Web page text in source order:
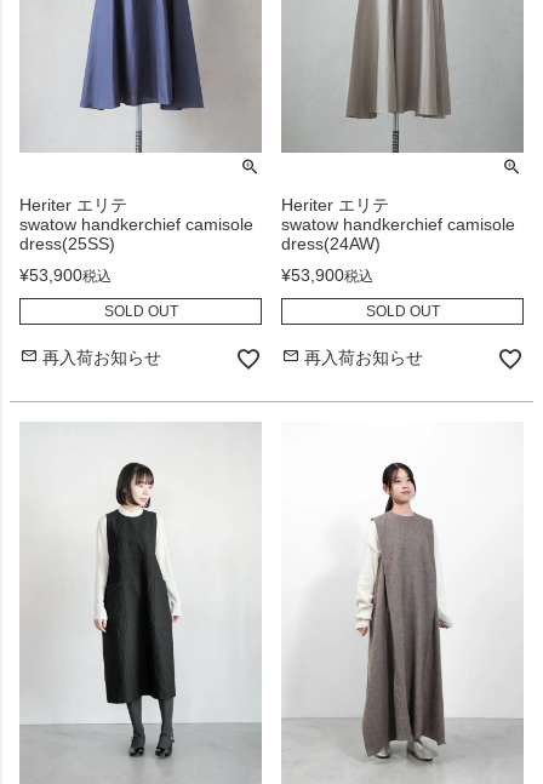
Heriter エリテ
swatow handkerchief camisole
dress(25SS)
¥53,900税込
SOLD OUT
再入荷お知らせ
Heriter エリテ
swatow handkerchief camisole
dress(24AW)
¥53,900税込
SOLD OUT
再入荷お知らせ